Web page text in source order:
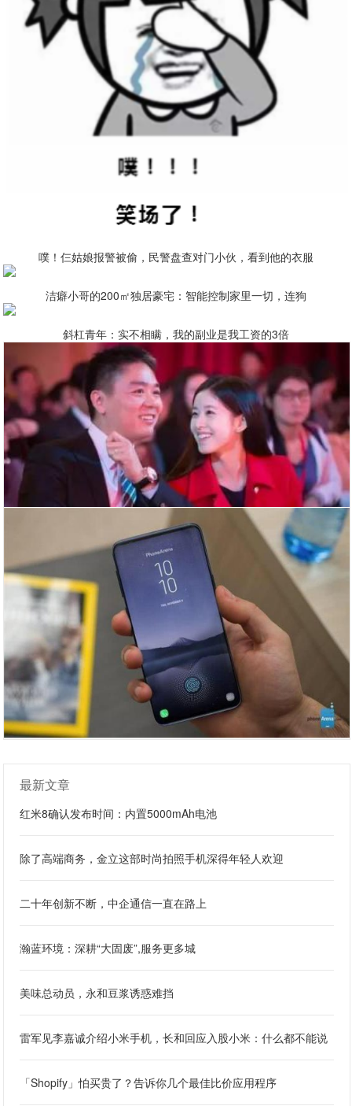
噗！仨姑娘报警被偷，民警盘查对门小伙，看到他的衣服
洁癖小哥的200㎡独居豪宅：智能控制家里一切，连狗
斜杠青年：实不相瞒，我的副业是我工资的3倍
最新文章
红米8确认发布时间：内置5000mAh电池
除了高端商务，金立这部时尚拍照手机深得年轻人欢迎
二十年创新不断，中企通信一直在路上
瀚蓝环境：深耕“大固废”,服务更多城
美味总动员，永和豆浆诱惑难挡
雷军见李嘉诚介绍小米手机，长和回应入股小米：什么都不能说
「Shopify」怕买贵了？告诉你几个最佳比价应用程序